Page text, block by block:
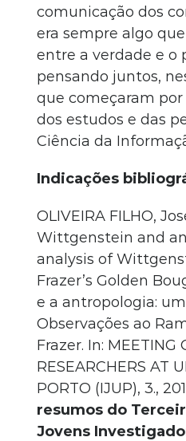
comunicação dos
era sempre algo
entre a verdade e o
pensando juntos,
que começaram
dos estudos e das
Ciência da
Indicações
OLIVEIRA FILHO,
Wittgenstein and
analysis of
Frazer’s Golden
e a antropologia:
Observações ao
Frazer. In: MEETING
RESEARCHERS AT
PORTO (IJUP), 3.,
resumos do
Jovens